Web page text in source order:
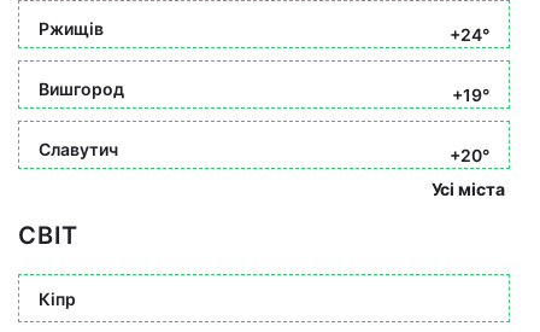
Ржищів +24°
Вишгород +19°
Славутич
+20°
Усі міста
СВІТ
Кіпр